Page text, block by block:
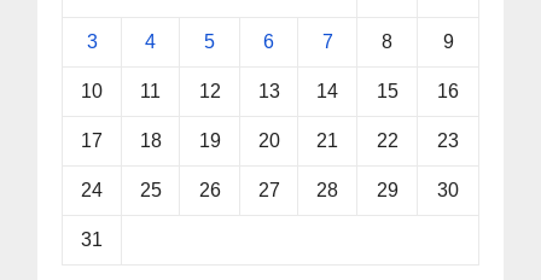
3 4 5 6 7 8 9
10 11 12 13 14 15 16
17 18 19 20 21 22 23
24 25 26 27 28 29 30
31